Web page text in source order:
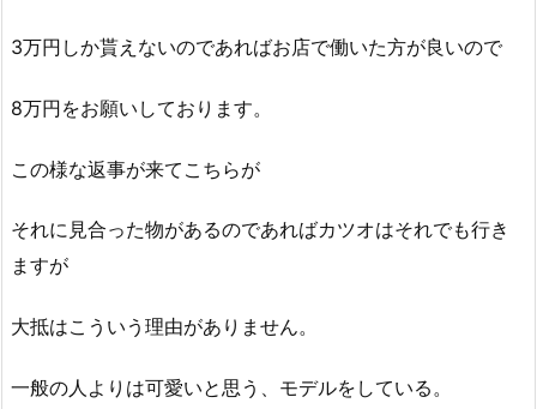
3万円しか貰えないのであればお店で働いた方が良いので
8万円をお願いしております。
この様な返事が来てこちらが
それに見合った物があるのであればカツオはそれでも行き
ますが
大抵はこういう理由がありません。
一般の人よりは可愛いと思う、モデルをしている。